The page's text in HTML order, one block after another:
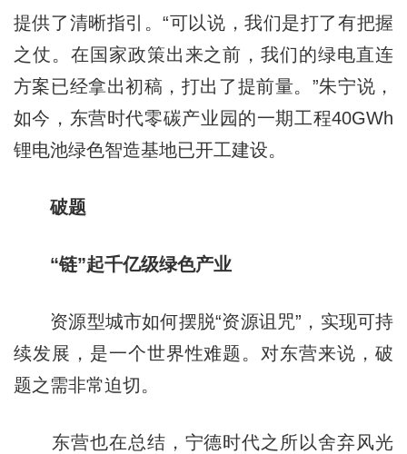
提供了清晰指引。“可以说，我们是打了有把握
之仗。在国家政策出来之前，我们的绿电直连
方案已经拿出初稿，打出了提前量。”朱宁说，
如今，东营时代零碳产业园的一期工程40GWh
锂电池绿色智造基地已开工建设。
破题
“链”起千亿级绿色产业
资源型城市如何摆脱“资源诅咒”，实现可持
续发展，是一个世界性难题。对东营来说，破
题之需非常迫切。
东营也在总结，宁德时代之所以舍弃风光